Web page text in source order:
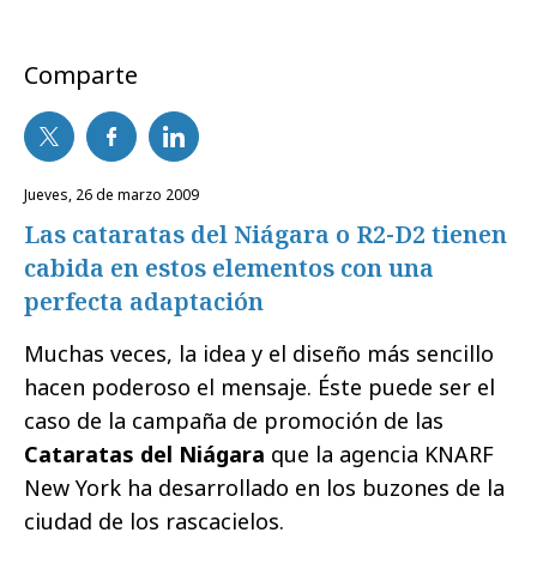
Comparte
jueves, 26 de marzo 2009
Las cataratas del Niágara o R2-D2 tienen
cabida en estos elementos con una
perfecta adaptación
Muchas veces, la idea y el diseño más sencillo
hacen poderoso el mensaje. Éste puede ser el
caso de la campaña de promoción de las
Cataratas del Niágara que la agencia KNARF
New York ha desarrollado en los buzones de la
ciudad de los rascacielos.